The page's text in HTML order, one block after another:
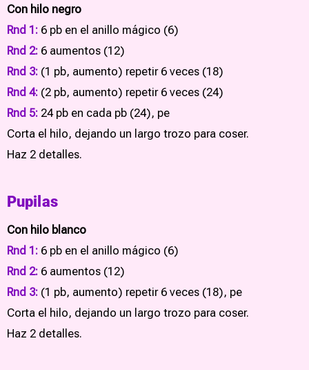
Con hilo negro
Rnd 1: 6 pb en el anillo mágico (6)
Rnd 2: 6 aumentos (12)
Rnd 3: (1 pb, aumento) repetir 6 veces (18)
Rnd 4: (2 pb, aumento) repetir 6 veces (24)
Rnd 5: 24 pb en cada pb (24), pe
Corta el hilo, dejando un largo trozo para coser.
Haz 2 detalles.
Pupilas
Con hilo blanco
Rnd 1: 6 pb en el anillo mágico (6)
Rnd 2: 6 aumentos (12)
Rnd 3: (1 pb, aumento) repetir 6 veces (18), pe
Corta el hilo, dejando un largo trozo para coser.
Haz 2 detalles.